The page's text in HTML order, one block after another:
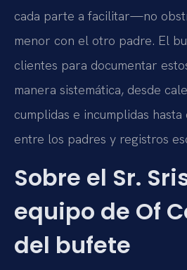
cada parte a facilitar—no
menor con el otro padre. El
clientes para documentar
manera sistemática, desde
cumplidas e incumplidas hasta
entre los padres y registros
Sobre el Sr.
equipo de Of
del bufete